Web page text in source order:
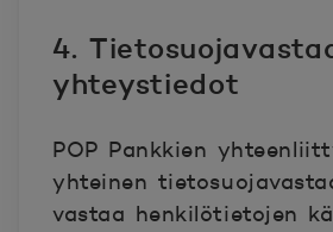
4.
yhteystiedot
POP Pankkien
yhteinen
vastaa henkilötietojen